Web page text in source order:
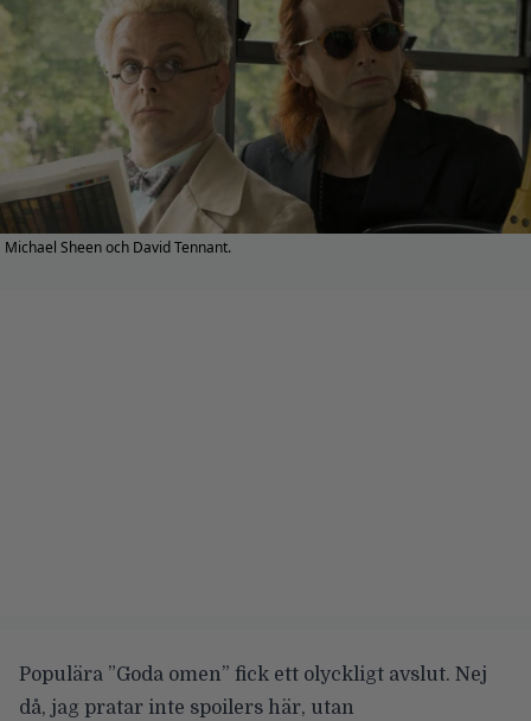
Michael Sheen och David Tennant.
Populära ”Goda omen” fick ett olyckligt avslut. Nej
då, jag pratar inte spoilers här, utan